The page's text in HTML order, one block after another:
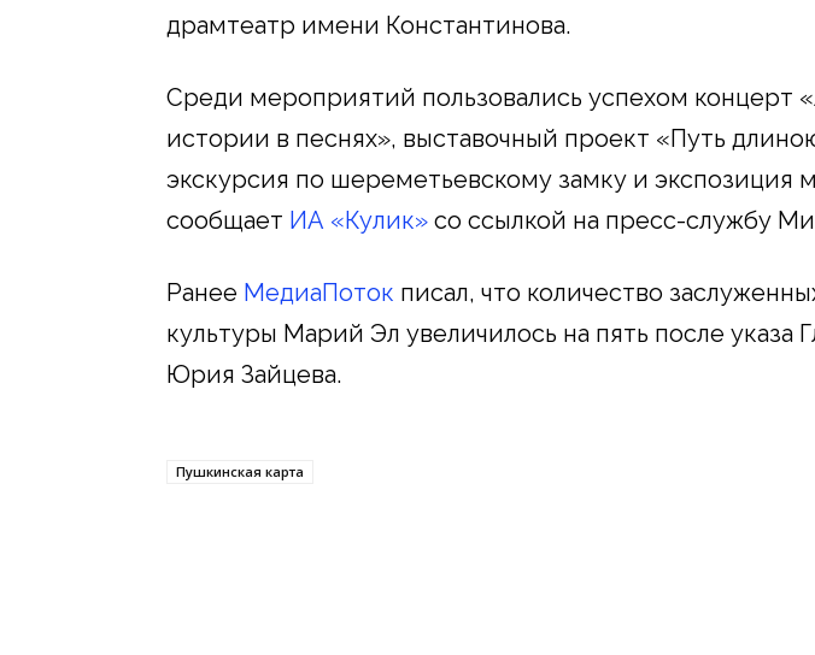
драмтеатр имени Константинова.
Среди мероприятий пользовались успехом концерт
истории в песнях», выставочный проект «Путь
экскурсия по шереметьевскому замку и экспозиция
сообщает ИА «Кулик» со ссылкой на пресс-службу
Ранее МедиаПоток писал, что количество
культуры Марий Эл увеличилось на пять после указа
Юрия Зайцева.
Пушкинская карта